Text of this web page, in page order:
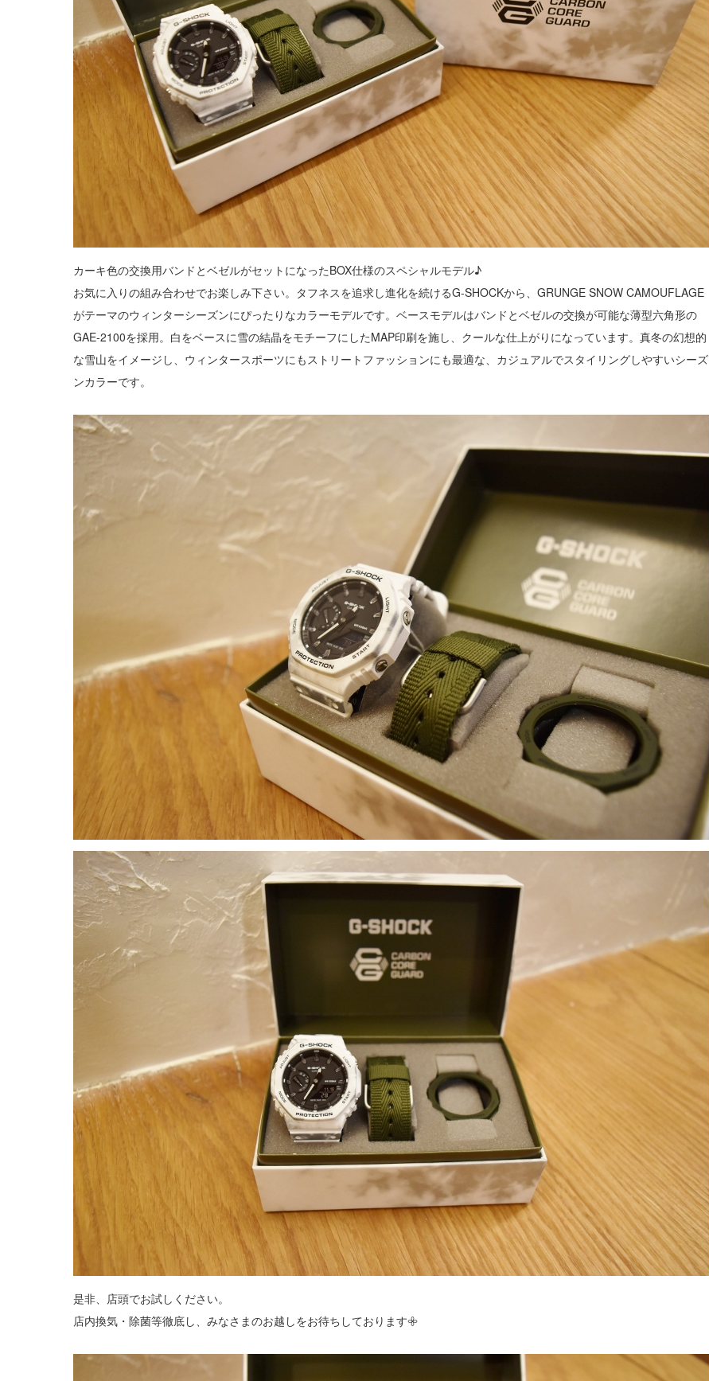
カーキ色の交換用バンドとベゼルがセットになったBOX仕様のスペシャルモデル♪
お気に入りの組み合わせでお楽しみ下さい。タフネスを追求し進化を続けるG-SHOCKから、GRUNGE SNOW CAMOUFLAGE
がテーマのウィンターシーズンにぴったりなカラーモデルです。ベースモデルはバンドとベゼルの交換が可能な薄型六角形の
GAE-2100を採用。白をベースに雪の結晶をモチーフにしたMAP印刷を施し、クールな仕上がりになっています。真冬の幻想的
な雪山をイメージし、ウィンタースポーツにもストリートファッションにも最適な、カジュアルでスタイリングしやすいシーズ
ンカラーです。
是非、店頭でお試しください。
店内換気・除菌等徹底し、みなさまのお越しをお待ちしております𖧷